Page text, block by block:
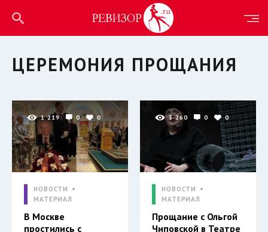
ЦЕРЕМОНИЯ ПРОЩАНИЯ
1 219 0 0
НОВОСТИ
МАТЕРИАЛ
В Москве
простились с
3 260 0 0
НОВОСТИ
МАТЕРИАЛ
Прощание с Ольгой
Чиповской в Театре